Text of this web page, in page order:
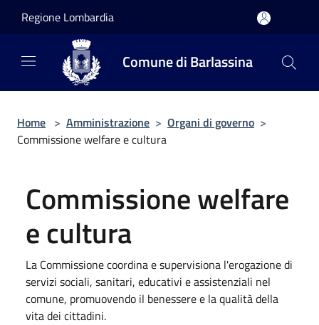
Regione Lombardia
Comune di Barlassina
Home > Amministrazione > Organi di governo >
Commissione welfare e cultura
Commissione welfare
e cultura
La Commissione coordina e supervisiona l'erogazione di
servizi sociali, sanitari, educativi e assistenziali nel
comune, promuovendo il benessere e la qualità della
vita dei cittadini.